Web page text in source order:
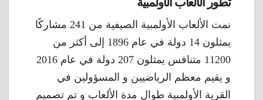
نمت الألعاب الأولمبية الصيفية من 241 مشاركًا
يمثلون 14 دولة في عام 1896 إلى أكثر من
11200 متنافس يمثلون 207 دولة في عام 2016
و يقيم معظم الرياضيين و المسؤولين في
القرية الأولمبية طوال مدة الألعاب و تم تصميم